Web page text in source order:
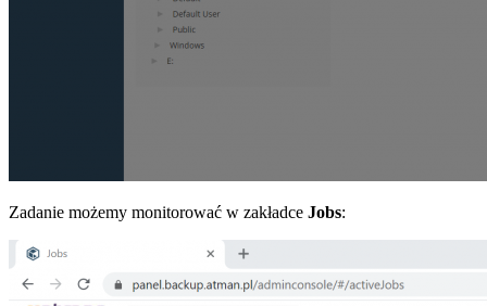
Zadanie możemy monitorować w zakładce Jobs: